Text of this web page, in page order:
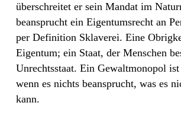
überschreitet er sein Mandat im
beansprucht ein Eigentumsrecht an
per Definition Sklaverei. Eine
Eigentum; ein Staat, der Menschen
Unrechtsstaat. Ein Gewaltmonopol
wenn es nichts beansprucht, was es
kann.